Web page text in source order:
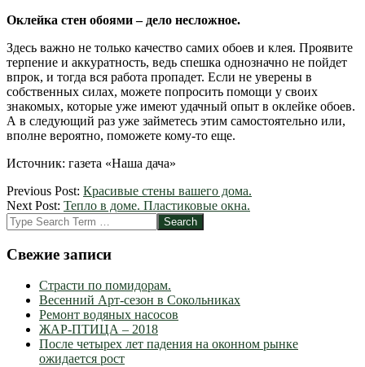
Оклейка стен обоями – дело несложное.
Здесь важно не только качество самих обоев и клея. Проявите
терпение и аккуратность, ведь спешка однозначно не пойдет
впрок, и тогда вся работа пропадет. Если не уверены в
собственных силах, можете попросить помощи у своих
знакомых, которые уже имеют удачный опыт в оклейке обоев.
А в следующий раз уже займетесь этим самостоятельно или,
вполне вероятно, поможете кому-то еще.
Источник: газета «Наша дача»
2012-
03-
09
Previous Post: Красивые стены вашего дома.
Next Post: Тепло в доме. Пластиковые окна.
Search
Свежие записи
Страсти по помидорам.
Весенний Арт-сезон в Сокольниках
Ремонт водяных насосов
ЖАР-ПТИЦА – 2018
После четырех лет падения на оконном рынке
ожидается рост